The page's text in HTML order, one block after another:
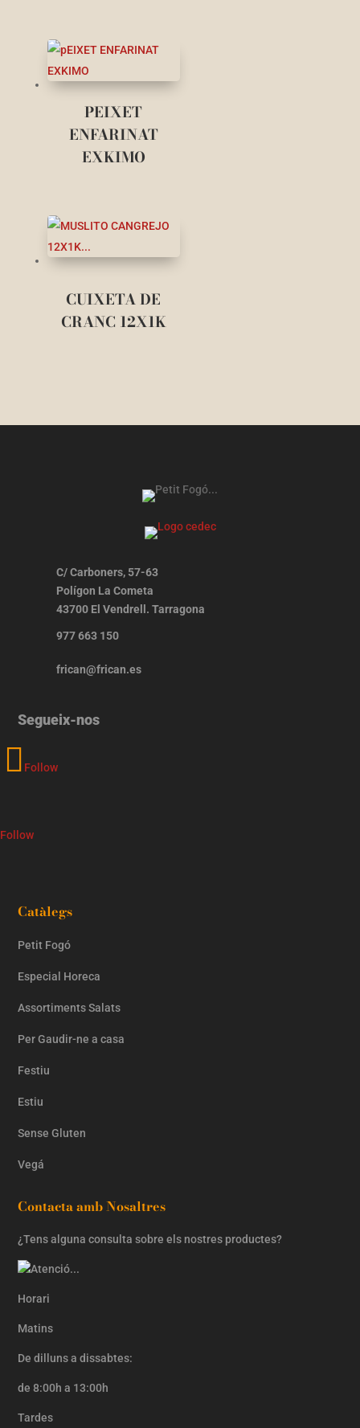
PEIXET
ENFARINAT
EXKIMO
CUIXETA DE
CRANC 12X1K
C/ Carboners, 57-63
Polígon La Cometa
43700 El Vendrell. Tarragona
977 663 150
frican@frican.es
Segueix-nos
Follow
Follow
Catàlegs
Petit Fogó
Especial Horeca
Assortiments Salats
Per Gaudir-ne a casa
Festiu
Estiu
Sense Gluten
Vegá
Contacta amb Nosaltres
¿Tens alguna consulta sobre els nostres productes?
Horari
Matins
De dilluns a dissabtes:
de 8:00h a 13:00h
Tardes